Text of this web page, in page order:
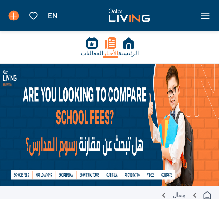
الرئيسية الأخبار الفعاليات
مقال